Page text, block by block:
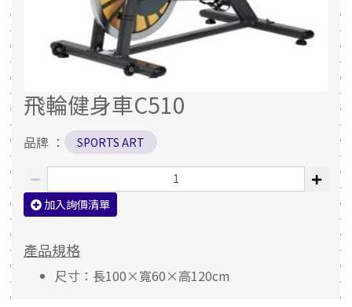
飛輪健身車C510
品牌 ： SPORTS ART
加入詢價清單
產品規格
尺寸：長100×寬60×高120cm